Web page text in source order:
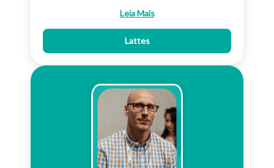
visitante da Maritime University of Szczecin
(Polônia). Tem se dedicado a analisar sistemas de
transportes, principalmente o de carga, usando
Leia Mais
Lattes